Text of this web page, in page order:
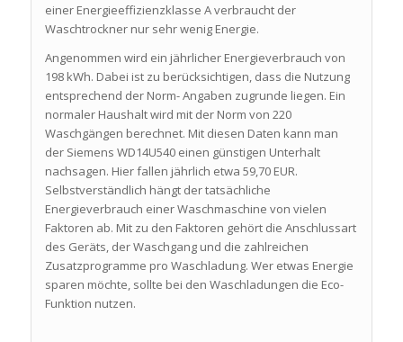
einer Energieeffizienzklasse A verbraucht der
Waschtrockner nur sehr wenig Energie.
Angenommen wird ein jährlicher Energieverbrauch von
198 kWh. Dabei ist zu berücksichtigen, dass die Nutzung
entsprechend der Norm- Angaben zugrunde liegen. Ein
normaler Haushalt wird mit der Norm von 220
Waschgängen berechnet. Mit diesen Daten kann man
der Siemens WD14U540 einen günstigen Unterhalt
nachsagen. Hier fallen jährlich etwa 59,70 EUR.
Selbstverständlich hängt der tatsächliche
Energieverbrauch einer Waschmaschine von vielen
Faktoren ab. Mit zu den Faktoren gehört die Anschlussart
des Geräts, der Waschgang und die zahlreichen
Zusatzprogramme pro Waschladung. Wer etwas Energie
sparen möchte, sollte bei den Waschladungen die Eco-
Funktion nutzen.